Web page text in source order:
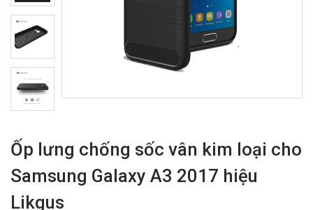
Ốp lưng chống sốc vân kim loại cho
Samsung Galaxy A3 2017 hiệu
Likgus